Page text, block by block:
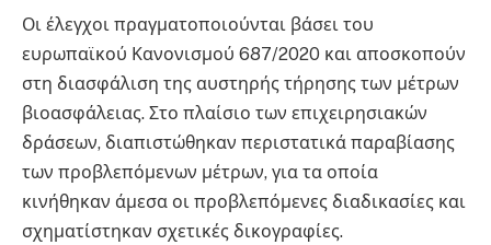
Οι έλεγχοι πραγματοποιούνται βάσει του
ευρωπαϊκού Κανονισμού 687/2020 και αποσκοπούν
στη διασφάλιση της αυστηρής τήρησης των μέτρων
βιοασφάλειας. Στο πλαίσιο των επιχειρησιακών
δράσεων, διαπιστώθηκαν περιστατικά παραβίασης
των προβλεπόμενων μέτρων, για τα οποία
κινήθηκαν άμεσα οι προβλεπόμενες διαδικασίες και
σχηματίστηκαν σχετικές δικογραφίες.